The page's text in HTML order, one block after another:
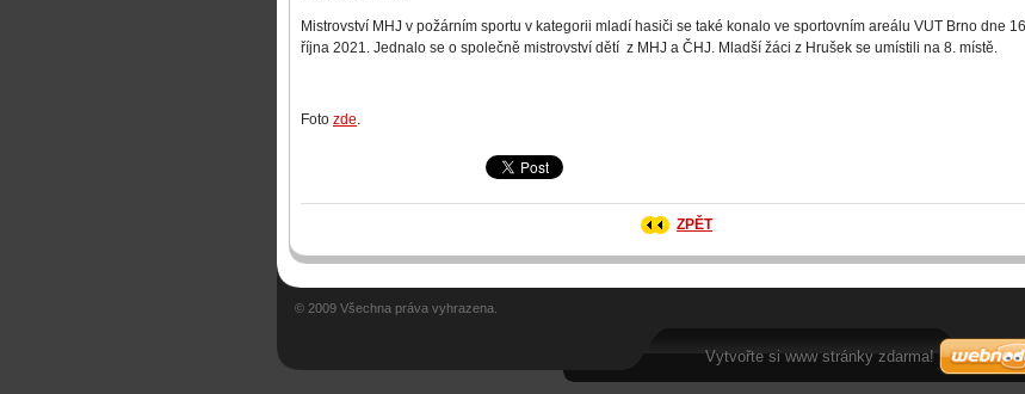
Mistrovství MHJ v požárním sportu v kategorii mladí hasiči se také konalo ve sportovním areálu VUT Brno dne
října 2021. Jednalo se o společně mistrovství dětí z MHJ a ČHJ. Mladší žáci z Hrušek se umístili na 8. místě.
Foto zde.
ZPĚT
© 2009 Všechna práva vyhrazena.
Vytvořte si www stránky zdarma!